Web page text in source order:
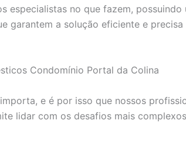
especialistas no que fazem, possuindo
garantem a solução eficiente e
Condomínio Portal da Colina
e é por isso que nossos
lidar com os desafios mais